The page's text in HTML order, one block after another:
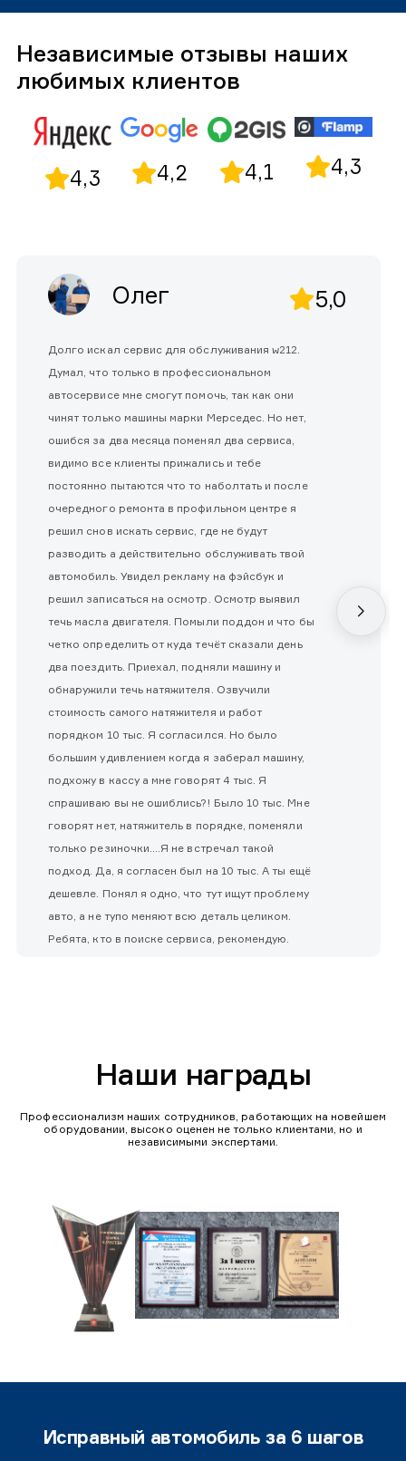
Независимые отзывы наших
любимых клиентов
4,3 4,2 4,1 4,3
Олег 5,0
Долго искал сервис для обслуживания w212.
Думал, что только в профессиональном
автосервисе мне смогут помочь, так как они
чинят только машины марки Мерседес. Но нет,
ошибся за два месяца поменял два сервиса,
видимо все клиенты прижались и тебе
постоянно пытаются что то наболтать и после
очередного ремонта в профильном центре я
решил снов искать сервис, где не будут
разводить а действительно обслуживать твой
автомобиль. Увидел рекламу на фэйсбук и
решил записаться на осмотр. Осмотр выявил
течь масла двигателя. Помыли поддон и что бы
четко определить от куда течёт сказали день
два поездить. Приехал, подняли машину и
обнаружили течь натяжителя. Озвучили
стоимость самого натяжителя и работ
порядком 10 тыс. Я согласился. Но было
большим удивлением когда я заберал машину,
подхожу в кассу а мне говорят 4 тыс. Я
спрашиваю вы не ошиблись?! Было 10 тыс. Мне
говорят нет, натяжитель в порядке, поменяли
только резиночки....Я не встречал такой
подход. Да, я согласен был на 10 тыс. А ты ещё
дешевле. Понял я одно, что тут ищут проблему
авто, а не тупо меняют всю деталь целиком.
Ребята, кто в поиске сервиса, рекомендую.
Наши награды
Профессионализм наших сотрудников, работающих на новейшем
оборудовании, высоко оценен не только клиентами, но и
независимыми экспертами.
Исправный автомобиль за 6 шагов